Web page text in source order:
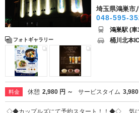
フォトギャラリー
埼玉県鴻巣市
048-595-
鴻巣駅 (
桶川北本
料金 休憩 2,980 円 ～ サービスタイム 3,980
◇◆カップルズにて予約スタート！！◆◇ 気に